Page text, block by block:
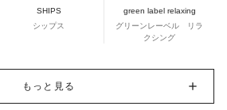
SHIPS
シップス
green label relaxing
グリーンレーベル リラ
クシング
もっと見る